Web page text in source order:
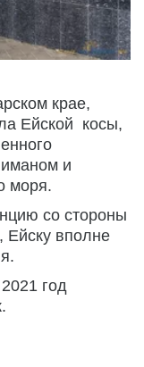
крае,
Ейской  косы,
и
моря.
со стороны
Ейску вполне
год